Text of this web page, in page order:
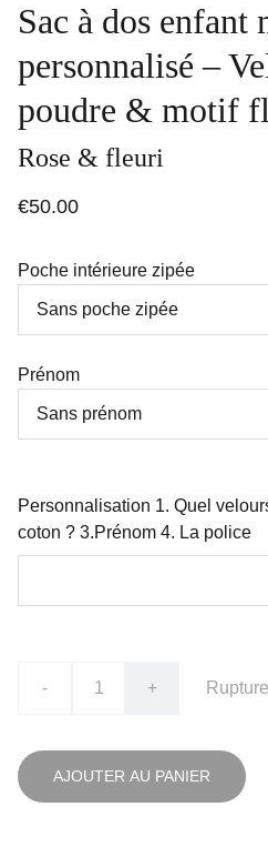
Sac à dos enfant
personnalisé –
poudre & motif
Rose & fleuri
€50.00
Poche intérieure zipée
Prénom
Personnalisation 1. Quel
coton ? 3.Prénom 4. La police
- +
AJOUTER AU PANIER